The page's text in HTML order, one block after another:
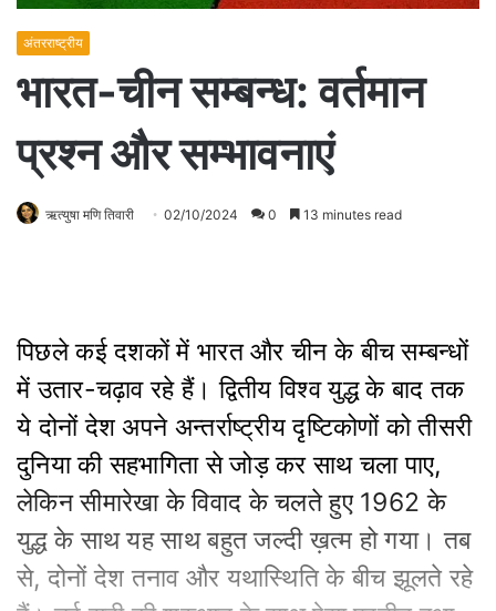
अंतरराष्ट्रीय
भारत-चीन सम्बन्ध: वर्तमान
प्रश्न और सम्भावनाएं
ऋत्युषा मणि तिवारी 02/10/2024 0 13 minutes read
पिछले कई दशकों में भारत और चीन के बीच सम्बन्धों
में उतार-चढ़ाव रहे हैं। द्वितीय विश्व युद्ध के बाद तक
ये दोनों देश अपने अन्तर्राष्ट्रीय दृष्टिकोणों को तीसरी
दुनिया की सहभागिता से जोड़ कर साथ चला पाए,
लेकिन सीमारेखा के विवाद के चलते हुए 1962 के
युद्ध के साथ यह साथ बहुत जल्दी ख़त्म हो गया। तब
से, दोनों देश तनाव और यथास्थिति के बीच झूलते रहे